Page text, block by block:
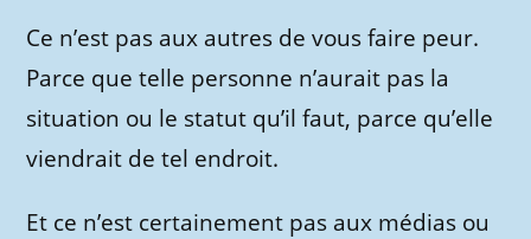
Ce n’est pas aux autres de vous faire peur.
Parce que telle personne n’aurait pas la
situation ou le statut qu’il faut, parce qu’elle
viendrait de tel endroit.
Et ce n’est certainement pas aux médias ou